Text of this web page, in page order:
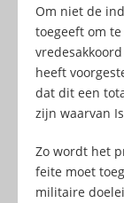
Om niet de
toegeeft om
heeft
dat dit een
zijn waarvan
Zo wordt het
feite moet
militaire